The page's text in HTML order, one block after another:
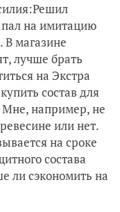
Решил
на имитацию
В магазине
лучше брать
на Экстра
состав для
Мне, например, не
или нет.
на сроке
состава
ли сэкономить на